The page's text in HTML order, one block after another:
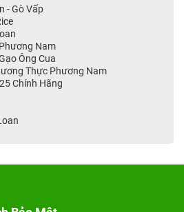
- Gò Vấp
Nam
Ông Cua
Thực Phương Nam
Chính Hãng